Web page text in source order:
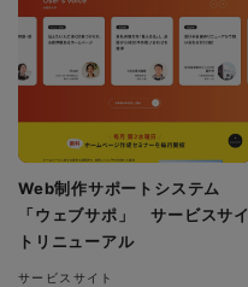
Web制作サポートシステム
「ウェブサポ」 サービスサイ
トリニューアル
サービスサイト